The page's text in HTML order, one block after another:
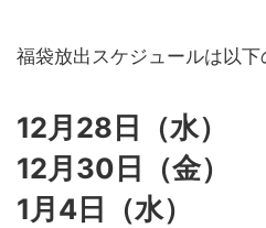
福袋放出スケジュールは以下
12月28日（水）
12月30日（金）
1月4日（水）